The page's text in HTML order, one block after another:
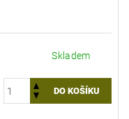
Skladem